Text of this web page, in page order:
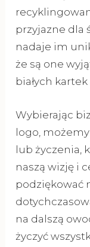
przyjazne dla
nadaje im
że są one
białych
Wybierając
logo,
lub życzenia,
naszą wizję i
podziękować
na dalszą
życzyć